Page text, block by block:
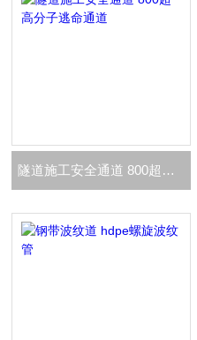
隧道施工安全通道 800超高分子逃命通道